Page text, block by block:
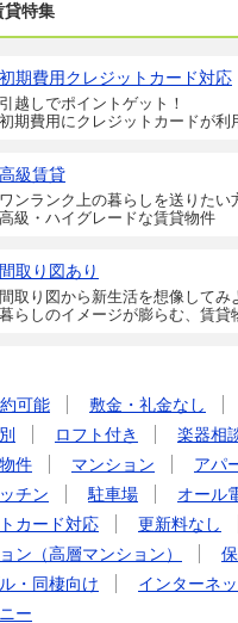
貸特集
初期費用クレジットカード対応
引越しでポイントゲット！
初期費用にクレジットカードが利
高級賃貸
ワンランク上の暮らしを送りたい
高級・ハイグレードな賃貸物件
間取り図あり
間取り図から新生活を想像してみ
暮らしのイメージが膨らむ、賃貸
可能
敷金・礼金なし
ロフト付き 楽器相
件
マンション アパ
チン
駐車場 オール
カード対応
更新料なし
ン（高層マンション）
・同棲向け
インターネ
ー